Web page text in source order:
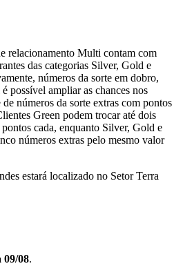
relacionamento Multi contam com
das categorias Silver, Gold e
números da sorte em dobro,
possível ampliar as chances nos
números da sorte extras com pontos
Green podem trocar até dois
cada, enquanto Silver, Gold e
números extras pelo mesmo valor
estará localizado no Setor Terra
09/08.